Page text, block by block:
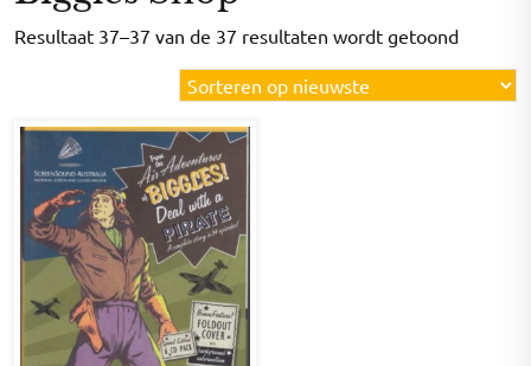
Resultaat 37–37 van de 37 resultaten wordt getoond
op